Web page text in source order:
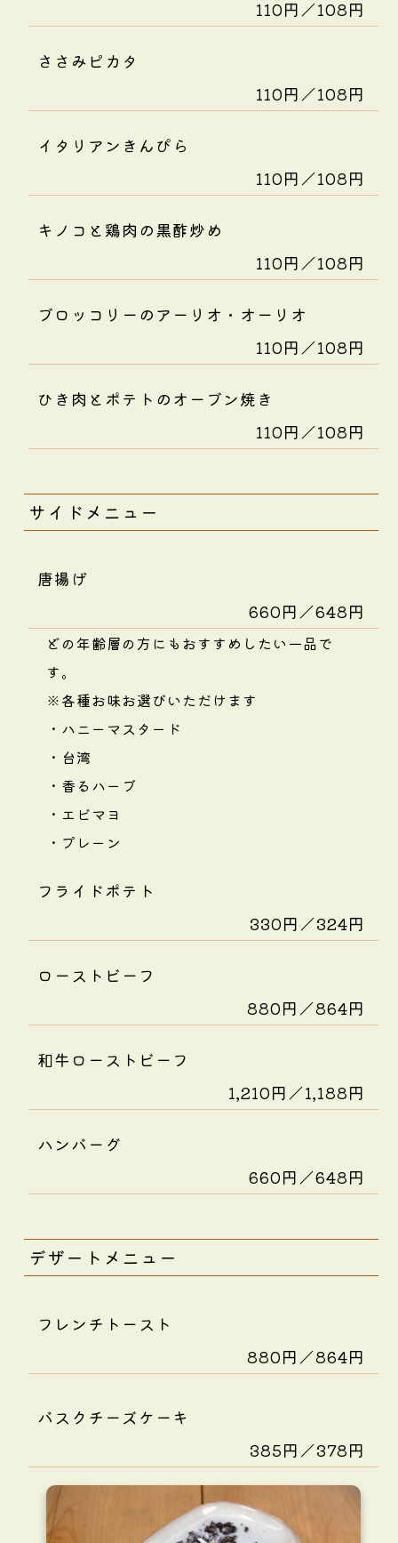
110円／108円
ささみピカタ
110円／108円
イタリアンきんぴら
110円／108円
キノコと鶏肉の黒酢炒め
110円／108円
ブロッコリーのアーリオ・オーリオ
110円／108円
ひき肉とポテトのオーブン焼き
110円／108円
サイドメニュー
唐揚げ
660円／648円
どの年齢層の方にもおすすめしたい一品で
す。
※各種お味お選びいただけます
・ハニーマスタード
・台湾
・香るハーブ
・エビマヨ
・プレーン
フライドポテト
330円／324円
ローストビーフ
880円／864円
和牛ローストビーフ
1,210円／1,188円
ハンバーグ
660円／648円
デザートメニュー
フレンチトースト
880円／864円
バスクチーズケーキ
385円／378円